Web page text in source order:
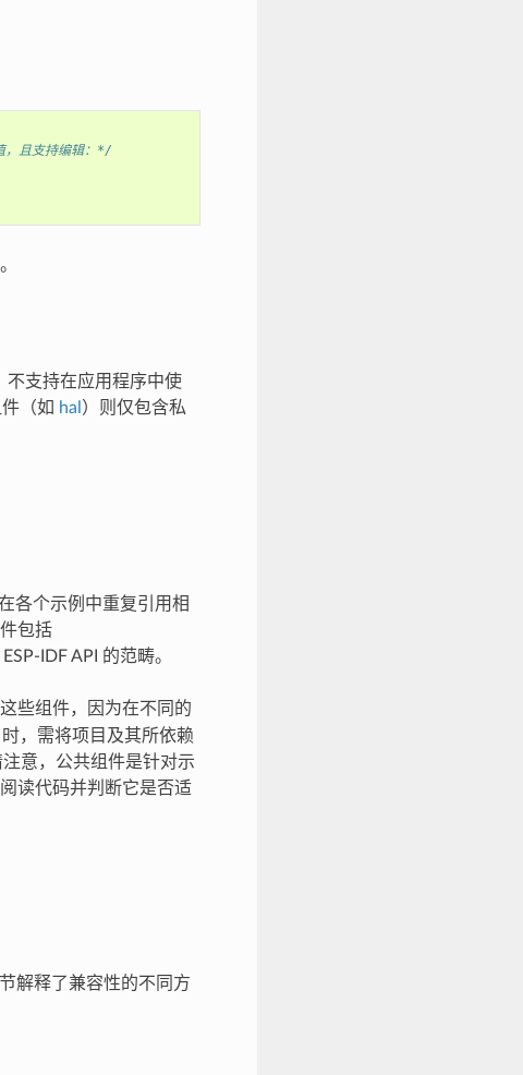
，且支持编辑：*/
不支持在应用程序中使
（如 hal ）则仅包含私
各个示例中重复引用相
包括
IDF API 的范畴。
些组件，因为在不同的
，需将项目及其所依赖
意，公共组件是针对示
读代码并判断它是否适
解释了兼容性的不同方